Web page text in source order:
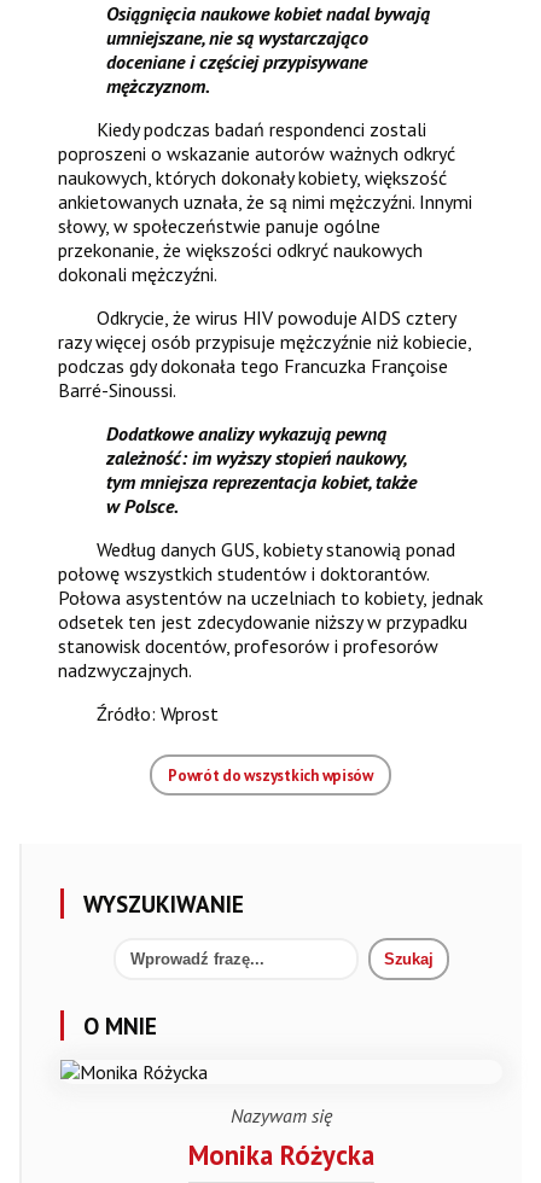
Osiągnięcia naukowe kobiet nadal bywają
umniejszane, nie są wystarczająco
doceniane i częściej przypisywane
mężczyznom.
Kiedy podczas badań respondenci zostali
poproszeni o wskazanie autorów ważnych odkryć
naukowych, których dokonały kobiety, większość
ankietowanych uznała, że są nimi mężczyźni. Innymi
słowy, w społeczeństwie panuje ogólne
przekonanie, że większości odkryć naukowych
dokonali mężczyźni.
Odkrycie, że wirus HIV powoduje AIDS cztery
razy więcej osób przypisuje mężczyźnie niż kobiecie,
podczas gdy dokonała tego Francuzka Françoise
Barré-Sinoussi.
Dodatkowe analizy wykazują pewną
zależność: im wyższy stopień naukowy,
tym mniejsza reprezentacja kobiet, także
w Polsce.
Według danych GUS, kobiety stanowią ponad
połowę wszystkich studentów i doktorantów.
Połowa asystentów na uczelniach to kobiety, jednak
odsetek ten jest zdecydowanie niższy w przypadku
stanowisk docentów, profesorów i profesorów
nadzwyczajnych.
Źródło: Wprost
Powrót do wszystkich wpisów
WYSZUKIWANIE
O MNIE
Nazywam się
Monika Różycka